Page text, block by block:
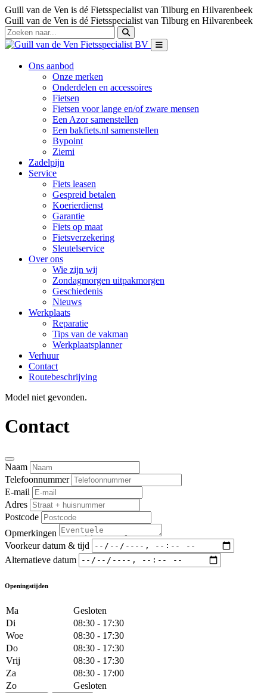
Guill van de Ven is dé Fietsspecialist van Tilburg en Hilvarenbeek
Guill van de Ven is dé Fietsspecialist van Tilburg en Hilvarenbeek
Ons aanbod
Onze merken
Onderdelen en accessoires
Fietsen
Fietsen voor lange en/of zware mensen
Een Azor samenstellen
Een bakfiets.nl samenstellen
Bypoint
Ziemi
Zadelpijn
Service
Fiets leasen
Gespreid betalen
Koerierdienst
Garantie
Fiets op maat
Fietsverzekering
Sleutelservice
Over ons
Wie zijn wij
Zondagmorgen uitpakmorgen
Geschiedenis
Nieuws
Werkplaats
Reparatie
Tips van de vakman
Werkplaatsplanner
Verhuur
Contact
Routebeschrijving
Model niet gevonden.
Contact
Naam
Telefoonnummer
E-mail
Adres
Postcode
Opmerkingen
Voorkeur datum & tijd
Alternatieve datum
Openingstijden
Ma
Gesloten
Di
08:30 - 17:30
Woe
08:30 - 17:30
Do
08:30 - 17:30
Vrij
08:30 - 17:30
Za
08:30 - 17:00
Zo
Gesloten